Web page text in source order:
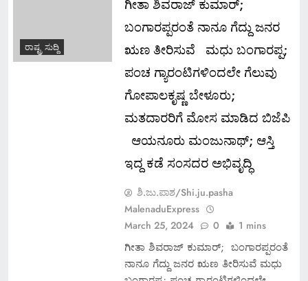
ರಾಷ್ಟ್ರ ಸುದ್ದಿ
ಗೀತಾ ಶಿವರಾಜ್ ಕುಮಾರ್;
ಬಂಗಾರಪ್ಪರಂತೆ ನಾನೂ ಗೆದ್ದು ಜನರ
ಋಣ ತೀರಿಸುವೆ ಮಧು ಬಂಗಾರಪ್ಪ;
ಪಂಚ ಗ್ಯಾರಂಟಿಗಳಿಂದಲೇ ಗೆಲುವು
ಗೋಪಾಲಕೃಷ್ಣ ಬೇಳೂರು;
ಮತದಾರರಿಗೆ ಮೋಸ ಮಾಡಿದ ಬಿಜೆಪಿ
ಆಯನೂರು ಮಂಜುನಾಥ್; ಆಸ್ತಿ
ಇದ್ದ ಕಡೆ ಸಂಸದರ ಅಭಿವೃದ್ಧಿ
ಶಿ.ಜು.ಪಾಶ/Shi.ju.pasha
MalenaduExpress
March 25, 2024
0 1 mins
ಗೀತಾ ಶಿವರಾಜ್ ಕುಮಾರ್; ಬಂಗಾರಪ್ಪರಂತೆ
ನಾನೂ ಗೆದ್ದು ಜನರ ಋಣ ತೀರಿಸುವೆ ಮಧು